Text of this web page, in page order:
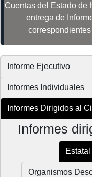
Cuentas del Estado de
entrega de
Informe Ejecutivo
Informes Individuales
Informes Dirigidos al
Informes
Estatal
Organismos